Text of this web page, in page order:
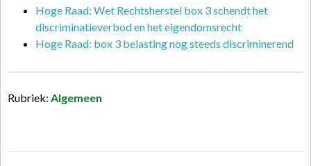
Hoge Raad: Wet Rechtsherstel box 3 schendt het
discriminatieverbod en het eigendomsrecht
Hoge Raad: box 3 belasting nog steeds discriminerend
Rubriek: Algemeen